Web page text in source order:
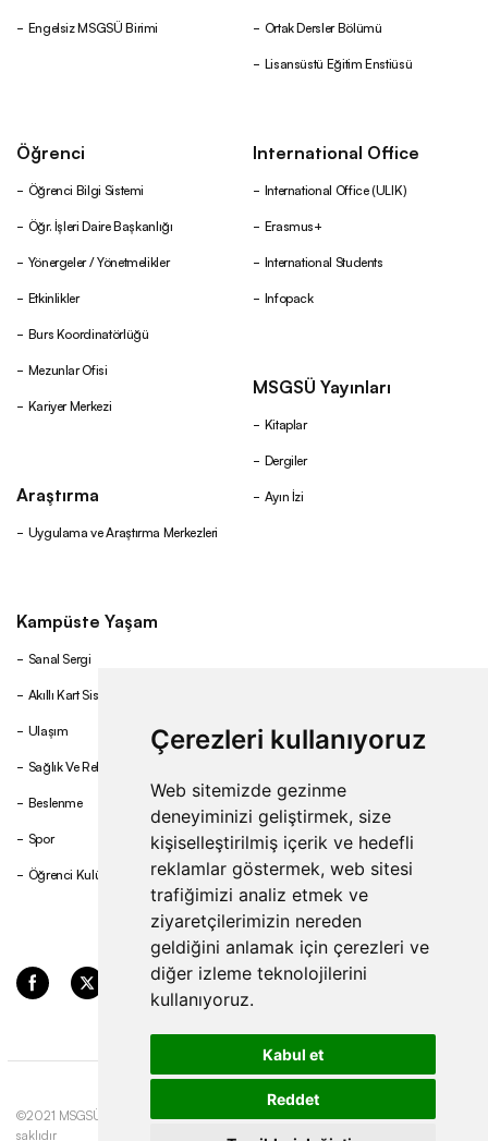
Çerezleri kullanıyoruz
Web sitemizde gezinme
deneyiminizi geliştirmek, size
kişiselleştirilmiş içerik ve hedefli
reklamlar göstermek, web sitesi
trafiğimizi analiz etmek ve
ziyaretçilerimizin nereden
geldiğini anlamak için çerezleri ve
diğer izleme teknolojilerini
kullanıyoruz.
Kabul et
Reddet
Engelsiz MSGSÜ Birimi
Ortak Dersler Bölümü
Lisansüstü Eğitim Enstiüsü
Öğrenci
Öğrenci Bilgi Sistemi
Öğr. İşleri Daire Başkanlığı
Yönergeler / Yönetmelikler
Etkinlikler
Burs Koordinatörlüğü
Mezunlar Ofisi
Kariyer Merkezi
Araştırma
Uygulama ve Araştırma Merkezleri
International Office
International Office (ULIK)
Erasmus+
International Students
Infopack
MSGSÜ Yayınları
Kitaplar
Dergiler
Ayın İzi
Kampüste Yaşam
Sanal Sergi
Akıllı Kart Sistemi
Ulaşım
Sağlık Ve Rehberlik
Beslenme
Spor
Öğrenci Kulüpleri
©2021 MSGSÜ. Tüm hakları
saklıdır
Politikası
preferences